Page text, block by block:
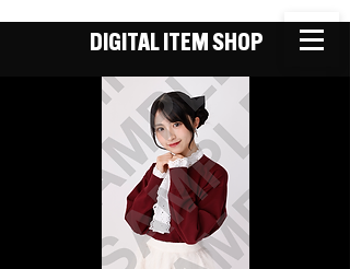
DIGITAL ITEM SHOP